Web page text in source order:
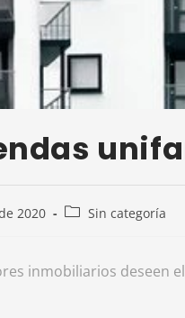
2020 Sin categoría
inmobiliarios deseen